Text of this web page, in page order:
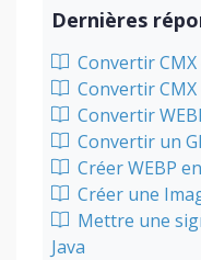
Dernières
Convertir CMX
Convertir CMX
Convertir
Convertir un
Créer WEBP
Créer une
Mettre une
Java